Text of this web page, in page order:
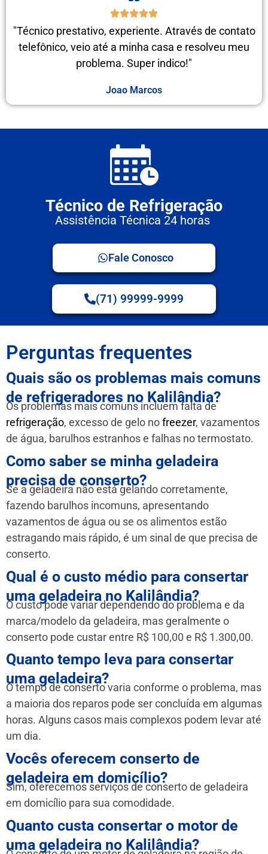
"Técnico prestativo, experiente. Através de contato
telefônico, veio até a minha casa e resolveu meu
problema. Super indico!"
Joao Marcos
Técnico de Refrigeração
Assistência Técnica 24 horas
Fale Conosco
(71) 99999-9999
Perguntas frequentes
Quais são os problemas mais comuns
de refrigeradores no Kalilândia?
Os problemas mais comuns incluem falta de
refrigeração, excesso de gelo nofreezer, vazamentos
de água, barulhos estranhos e falhas no termostato.
Como saber se minha geladeira
precisa de conserto?
Se a geladeira não está gelando corretamente,
fazendo barulhos incomuns, apresentando
vazamentos de água ou se os alimentos estão
estragando mais rápido, é um sinal de que precisa de
conserto.
Qual é o custo médio para consertar
uma geladeira no Kalilândia?
O custo pode variar dependendo do problema e da
marca/modelo da geladeira, mas geralmente o
conserto pode custar entre R$ 100,00 e R$ 1.300,00.
Quanto tempo leva para consertar
uma geladeira?
O tempo de conserto varia conforme o problema, mas
a maioria dos reparos pode ser concluída em algumas
horas. Alguns casos mais complexos podem levar até
um dia.
Vocês oferecem conserto de
geladeira em domicílio?
Sim, oferecemos serviços de conserto de geladeira
em domicílio para sua comodidade.
Quanto custa consertar o motor de
uma geladeira no Kalilândia?